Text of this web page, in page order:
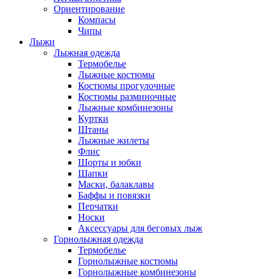
Ориентирование
Компасы
Чипы
Лыжи
Лыжная одежда
Термобелье
Лыжные костюмы
Костюмы прогулочные
Костюмы разминочные
Лыжные комбинезоны
Куртки
Штаны
Лыжные жилеты
Флис
Шорты и юбки
Шапки
Маски, балаклавы
Баффы и повязки
Перчатки
Носки
Аксессуары для беговых лыж
Горнолыжная одежда
Термобелье
Горнолыжные костюмы
Горнолыжные комбинезоны